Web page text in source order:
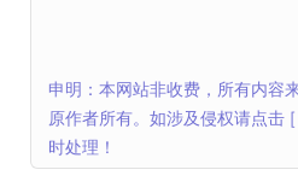
申明：本网站非收费，所有内容
原作者所有。如涉及侵权请点击 [
时处理！